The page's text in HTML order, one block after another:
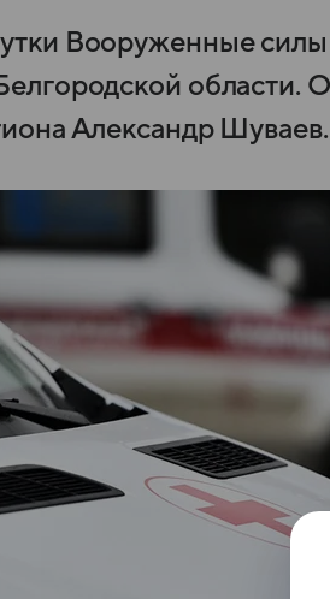
Вооруженные силы
области.
Александр Шуваев.